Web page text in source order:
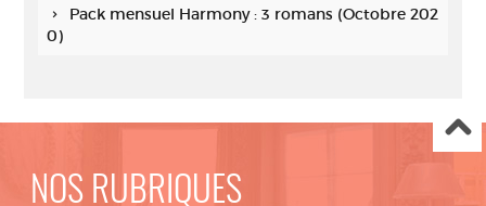
Pack mensuel Harmony : 3 romans (Octobre 202
0)
NOS RUBRIQUES